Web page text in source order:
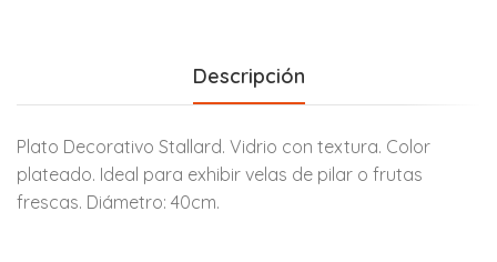
Descripción
Plato Decorativo Stallard. Vidrio con textura. Color
plateado. Ideal para exhibir velas de pilar o frutas
frescas. Diámetro: 40cm.